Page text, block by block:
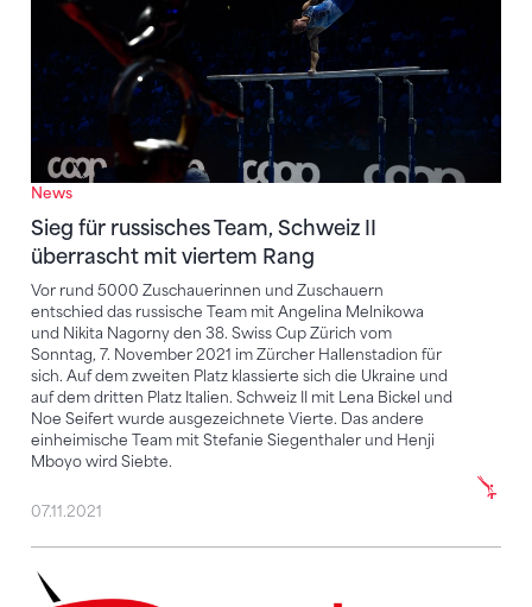
News
Sieg für russisches Team, Schweiz II
überrascht mit viertem Rang
Vor rund 5000 Zuschauerinnen und Zuschauern
entschied das russische Team mit Angelina Melnikowa
und Nikita Nagorny den 38. Swiss Cup Zürich vom
Sonntag, 7. November 2021 im Zürcher Hallenstadion für
sich. Auf dem zweiten Platz klassierte sich die Ukraine und
auf dem dritten Platz Italien. Schweiz II mit Lena Bickel und
Noe Seifert wurde ausgezeichnete Vierte. Das andere
einheimische Team mit Stefanie Siegenthaler und Henji
Mboyo wird Siebte.
07.11.2021
Lilli Habisreutinger – Nachwuchshoffnung im